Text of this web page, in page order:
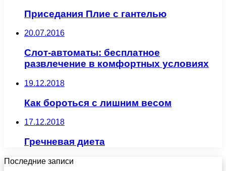
Приседания Плие с гантелью
20.07.2016
Слот-автоматы: бесплатное
развлечение в комфортных условиях
19.12.2018
Как бороться с лишним весом
17.12.2018
Гречневая диета
Последние записи